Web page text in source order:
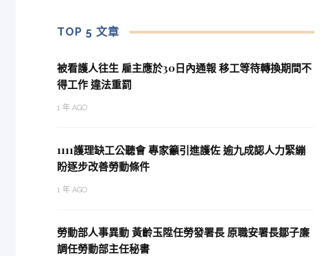
TOP 5 文章
被看護人往生 雇主應於30日內通報 移工等待轉換期間不
得工作 違法重罰
1 年 AGO
1111護理缺工公聽會 專家籲引進護佐 逾九成認人力緊繃
盼逐步改善勞動條件
1 年 AGO
勞動部人事異動 黃齡玉陞任勞發署長 原職安署長鄒子廉
調任勞動部主任秘書